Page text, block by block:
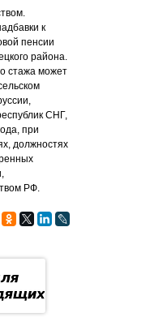
к
пенсии
района.
стажа может
СНГ,
при
должностях
РФ.